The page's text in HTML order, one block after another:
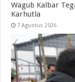
Wagub Kalbar
Karhutla
7 Agustus 2026